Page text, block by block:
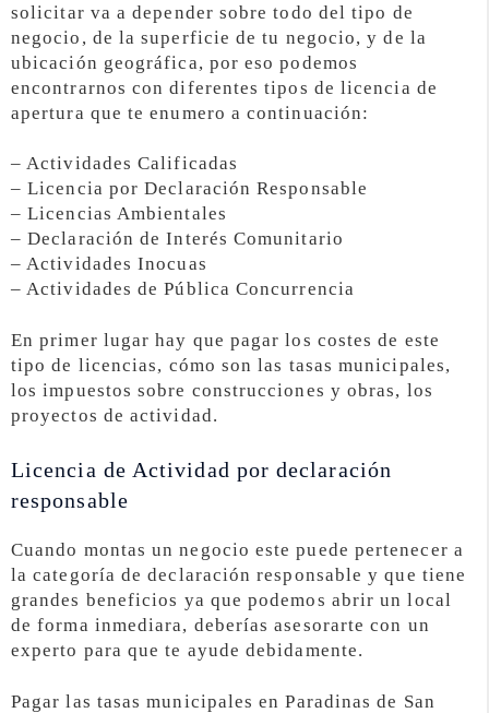
solicitar va a depender sobre todo del tipo de
negocio, de la superficie de tu negocio, y de la
ubicación geográfica, por eso podemos
encontrarnos con diferentes tipos de licencia de
apertura que te enumero a continuación:
– Actividades Calificadas
– Licencia por Declaración Responsable
– Licencias Ambientales
– Declaración de Interés Comunitario
– Actividades Inocuas
– Actividades de Pública Concurrencia
En primer lugar hay que pagar los costes de este
tipo de licencias, cómo son las tasas municipales,
los impuestos sobre construcciones y obras, los
proyectos de actividad.
Licencia de Actividad por declaración
responsable
Cuando montas un negocio este puede pertenecer a
la categoría de declaración responsable y que tiene
grandes beneficios ya que podemos abrir un local
de forma inmediara, deberías asesorarte con un
experto para que te ayude debidamente.
Pagar las tasas municipales en Paradinas de San